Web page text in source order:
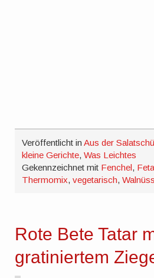
Veröffentlicht inAus der
kleine Gerichte,Was Leichtes
Gekennzeichnet mit Fenchel, Feta
Thermomix,vegetarisch,
Rote Bete Tatar
gratiniertem